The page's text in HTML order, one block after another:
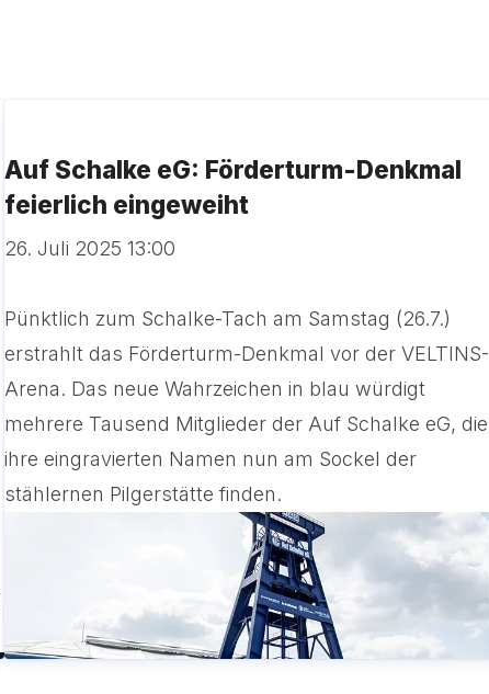
Auf Schalke eG: Förderturm-Denkmal
feierlich eingeweiht
26. Juli 2025 13:00
Pünktlich zum Schalke-Tach am Samstag (26.7.)
erstrahlt das Förderturm-Denkmal vor der VELTINS-
Arena. Das neue Wahrzeichen in blau würdigt
mehrere Tausend Mitglieder der Auf Schalke eG, die
ihre eingravierten Namen nun am Sockel der
stählernen Pilgerstätte finden.